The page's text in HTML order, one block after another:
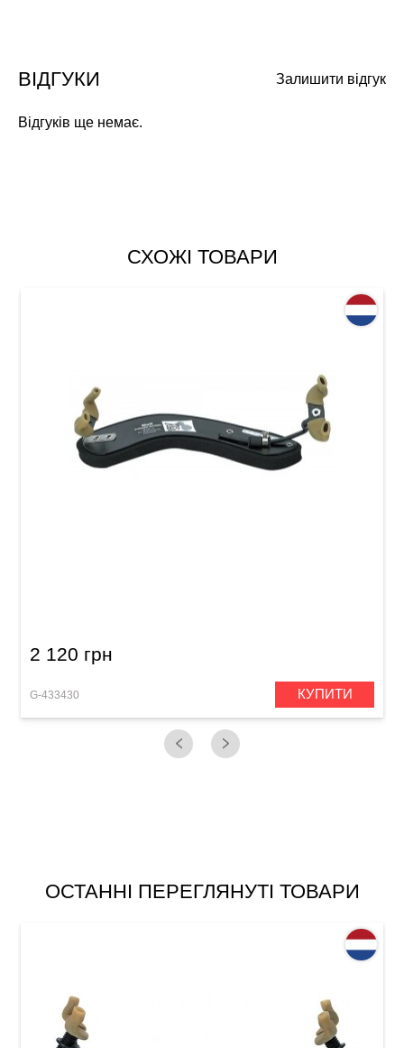
Залишити відгук
ВІДГУКИ
Відгуків ще немає.
СХОЖІ ТОВАРИ
2 120 грн
G-433430 КУПИТИ
ОСТАННІ ПЕРЕГЛЯНУТІ ТОВАРИ